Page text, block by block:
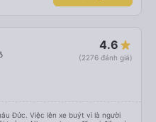
4.6
(2276 đánh giá)
Đức. Việc lên xe buýt vì là người